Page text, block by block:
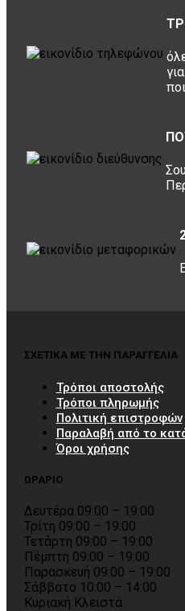
ΣΧΕΤΙΚΑ ΜΕ ΤΗΝ ΠΑΡΑΓΓΕΛΙΑ
Τρόποι αποστολής
Τρόποι πληρωμής
Πολιτική επιστροφών
Παραλαβή από το
Όροι χρήσης
ΩΡΑΡΙΟ
Δευτέρα 09:00 – 19:00
Τρίτη 09:00 – 19:00
Τετάρτη 09:00 – 19:00
Πέμπτη 09:00 – 19:00
Παρασκευή 09:00 – 19:00
Σάββατο 10:00 – 14:00
Κυριακή Κλειστά